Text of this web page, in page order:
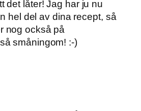
det låter! Jag har ju nu
hel del av dina recept, så
nog också på
småningom! :-)